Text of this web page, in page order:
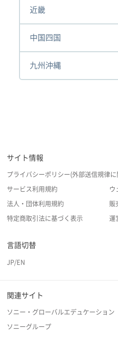
近畿
中国四国
九州沖縄
サイト情報
プライバシーポリシー(外部送信規律に
サービス利用規約 ウ
法人・団体利用規約 販
特定商取引法に基づく表示 運
言語切替
JP/EN
関連サイト
ソニー・グローバルエデュケーション
ソニーグループ